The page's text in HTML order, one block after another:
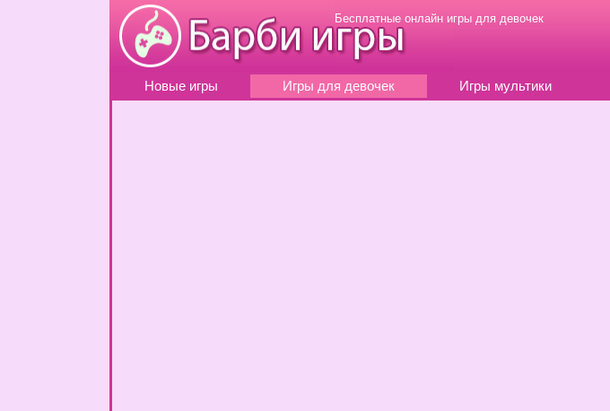
Бесплатные онлайн игры для девочек
Новые игры Игры для девочек Игры мультики